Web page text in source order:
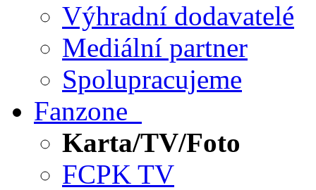
Výhradní dodavatelé
Mediální partner
Spolupracujeme
Fanzone
Karta/TV/Foto
FCPK TV